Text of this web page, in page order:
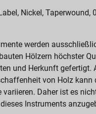
Nickel, Taperwound,
werden
Hölzern höchster
und Herkunft gefertigt.
von Holz kann
variieren. Daher ist es
Instruments